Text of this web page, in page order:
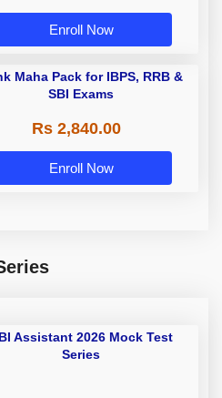
Enroll Now
Maha Pack for IBPS, RRB &
SBI Exams
Rs 2,840.00
Enroll Now
Assistant 2026 Mock Test
Series